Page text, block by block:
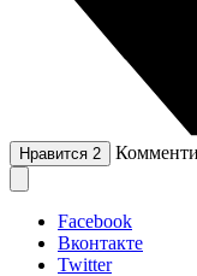
Нравится 2
Facebook
Вконтакте
Twitter